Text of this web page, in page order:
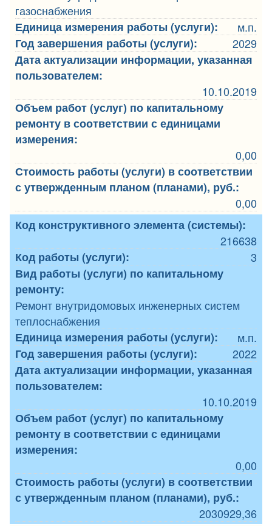
газоснабжения
Единица измерения работы (услуги):
м.п.
Год завершения работы (услуги):
2029
Дата актуализации информации, указанная
пользователем:
10.10.2019
Объем работ (услуг) по капитальному
ремонту в соответствии с единицами
измерения:
0,00
Стоимость работы (услуги) в соответствии
с утвержденным планом (планами), руб.:
0,00
Код конструктивного элемента (системы):
216638
Код работы (услуги):
3
Вид работы (услуги) по капитальному
ремонту:
Ремонт внутридомовых инженерных систем
теплоснабжения
Единица измерения работы (услуги):
м.п.
Год завершения работы (услуги):
2022
Дата актуализации информации, указанная
пользователем:
10.10.2019
Объем работ (услуг) по капитальному
ремонту в соответствии с единицами
измерения:
0,00
Стоимость работы (услуги) в соответствии
с утвержденным планом (планами), руб.:
2030929,36